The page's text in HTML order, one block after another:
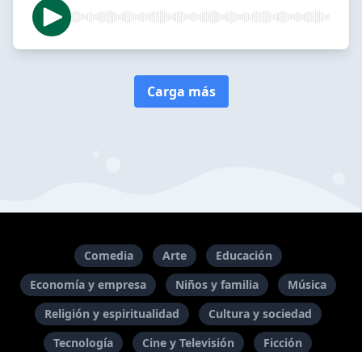
Carga más
Comedia Arte
Educación
Economía y empresa
Niños y familia
Música
Religión y espiritualidad
Cultura y sociedad
Tecnología
Cine y Televisión Ficción